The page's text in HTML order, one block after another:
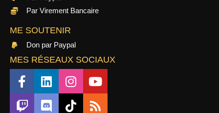
Par Virement Bancaire
ME SOUTENIR
Don par Paypal
MES RÉSEAUX SOCIAUX